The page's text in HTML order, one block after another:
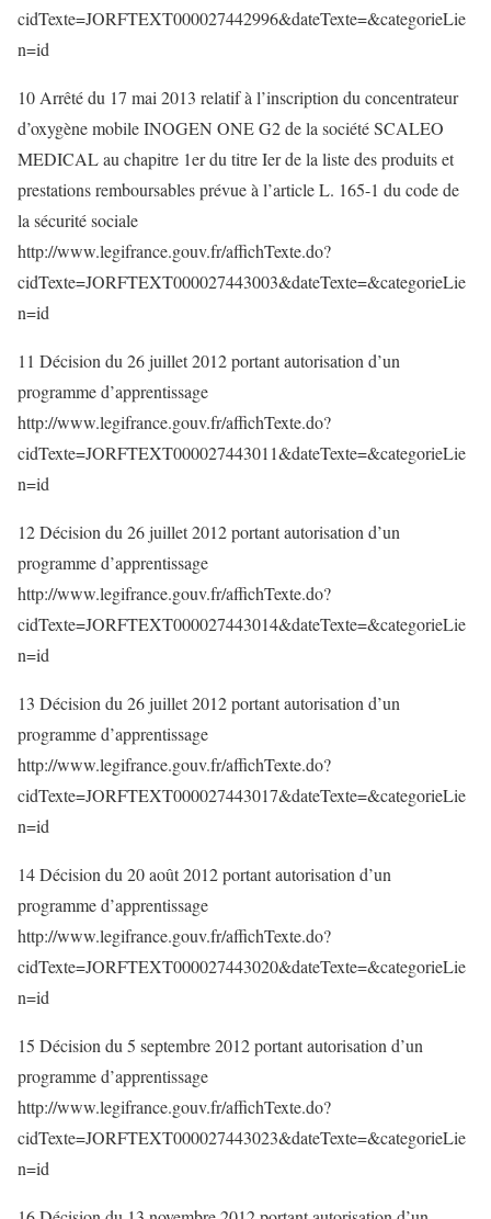
cidTexte=JORFTEXT000027442996&dateTexte=&categorieLie
n=id
10 Arrêté du 17 mai 2013 relatif à l’inscription du concentrateur
d’oxygène mobile INOGEN ONE G2 de la société SCALEO
MEDICAL au chapitre 1er du titre Ier de la liste des produits et
prestations remboursables prévue à l’article L. 165-1 du code de
la sécurité sociale
http://www.legifrance.gouv.fr/affichTexte.do?
cidTexte=JORFTEXT000027443003&dateTexte=&categorieLie
n=id
11 Décision du 26 juillet 2012 portant autorisation d’un
programme d’apprentissage
http://www.legifrance.gouv.fr/affichTexte.do?
cidTexte=JORFTEXT000027443011&dateTexte=&categorieLie
n=id
12 Décision du 26 juillet 2012 portant autorisation d’un
programme d’apprentissage
http://www.legifrance.gouv.fr/affichTexte.do?
cidTexte=JORFTEXT000027443014&dateTexte=&categorieLie
n=id
13 Décision du 26 juillet 2012 portant autorisation d’un
programme d’apprentissage
http://www.legifrance.gouv.fr/affichTexte.do?
cidTexte=JORFTEXT000027443017&dateTexte=&categorieLie
n=id
14 Décision du 20 août 2012 portant autorisation d’un
programme d’apprentissage
http://www.legifrance.gouv.fr/affichTexte.do?
cidTexte=JORFTEXT000027443020&dateTexte=&categorieLie
n=id
15 Décision du 5 septembre 2012 portant autorisation d’un
programme d’apprentissage
http://www.legifrance.gouv.fr/affichTexte.do?
cidTexte=JORFTEXT000027443023&dateTexte=&categorieLie
n=id